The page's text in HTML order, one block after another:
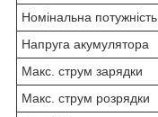
Номінальна потужність
Напруга акумулятора
Макс. струм зарядки
Макс. струм розрядки